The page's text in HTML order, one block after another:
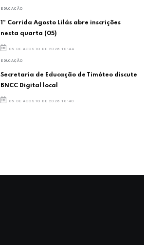
EDUCAÇÃO
1ª Corrida Agosto Lilás abre inscrições
nesta quarta (05)
05 DE AGOSTO DE 2026 10:44
EDUCAÇÃO
Secretaria de Educação de Timóteo discute
BNCC Digital local
05 DE AGOSTO DE 2026 10:40